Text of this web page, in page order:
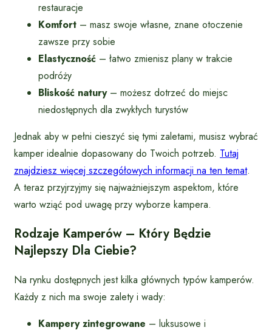
restauracje
Komfort – masz swoje własne, znane otoczenie
zawsze przy sobie
Elastyczność – łatwo zmienisz plany w trakcie
podróży
Bliskość natury– możesz dotrzeć do miejsc
niedostępnych dla zwykłych turystów
Jednak aby w pełni cieszyć się tymi zaletami, musisz wybrać
kamper idealnie dopasowany do Twoich potrzeb. Tutaj
znajdziesz więcej szczegółowych informacji na ten temat.
A teraz przyjrzyjmy się najważniejszym aspektom, które
warto wziąć pod uwagę przy wyborze kampera.
Rodzaje Kamperów – Który Będzie
Najlepszy Dla Ciebie?
Na rynku dostępnych jest kilka głównych typów kamperów.
Każdy z nich ma swoje zalety i wady:
Kampery zintegrowane – luksusowe i